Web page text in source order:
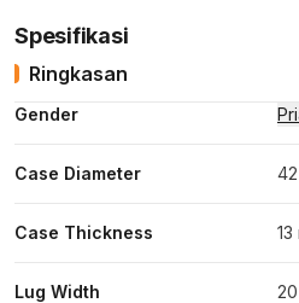
Spesifikasi
Ringkasan
Gender
Case Diameter
Case Thickness 13
Lug Width